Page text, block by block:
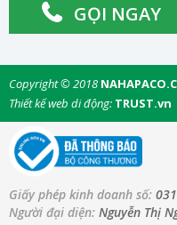
GỌI NGAY
Copyright © 2018
Thiết kế web di động: TRUST.vn
Giấy phép kinh doanh số:
Người đại diện: Nguyễn Thị